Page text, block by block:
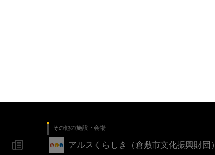
その他の施設・会場
アルスくらしき（倉敷市文化振興財団）